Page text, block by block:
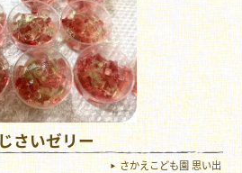
さいゼリー
さかえこども園 思い出